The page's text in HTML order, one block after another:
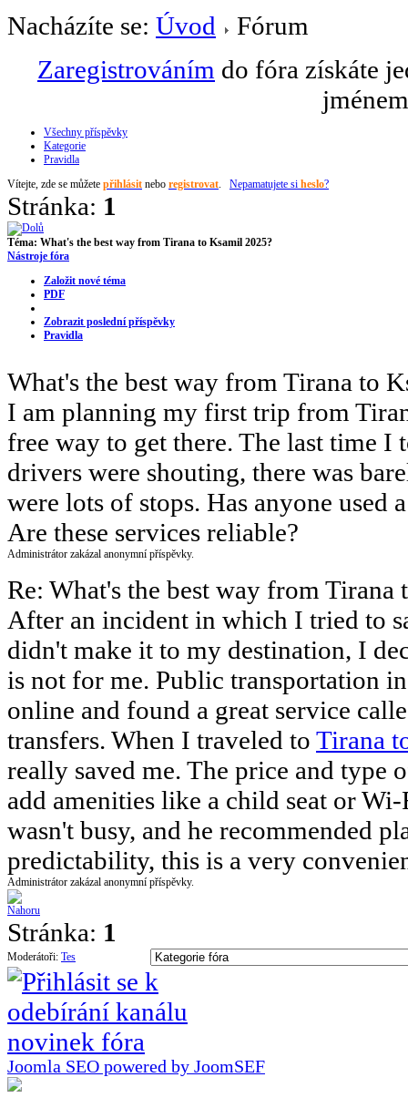
Nacházíte se: Úvod
Fórum
Zaregistrováním do fóra získáte
Všechny příspěvky
Kategorie
Pravidla
Vítejte, zde se můžete přihlásit nebo registrovat. Nepamatujete si heslo?
Stránka: 1
Téma: What's the best way from Tirana to Ksamil 2025?
Nástroje fóra
Založit nové téma
PDF
Zobrazit poslední příspěvky
Pravidla
What's the best way from Tirana to
I am planning my first trip from
free way to get there. The last time
drivers were shouting, there was
were lots of stops. Has anyone used
Are these services reliable?
Administrátor zakázal anonymní příspěvky.
Re: What's the best way from
After an incident in which I tried to
didn't make it to my destination, I
is not for me. Public transportation
online and found a great service
transfers. When I traveled to Tirana
really saved me. The price and type
add amenities like a child seat or
wasn't busy, and he recommended
predictability, this is a very
Administrátor zakázal anonymní příspěvky.
Stránka: 1
Moderátoři: Tes
Joomla SEO powered by JoomSEF